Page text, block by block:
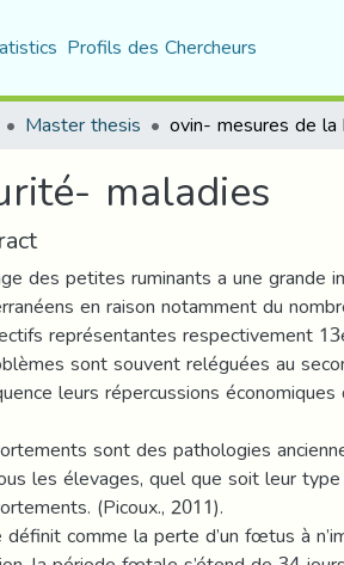
Profils des Chercheurs
Master thesis
maladies
des petites ruminants a une grande
en raison notamment du
représentantes respectivement
sont souvent reléguées au
leurs répercussions
sont des pathologies
les élevages, quel que soit leur
(Picoux., 2011).
comme la perte d’un fœtus à